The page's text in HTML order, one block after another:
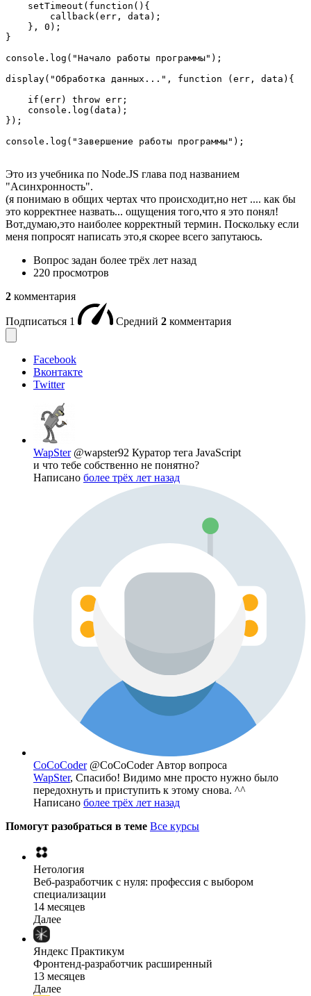
    setTimeout(function(){
        callback(err, data);
    }, 0);
}
console.log("Начало работы программы");
display("Обработка данных...", function (err, data){
    if(err) throw err;
    console.log(data);
});
console.log("Завершение работы программы");
Это из учебника по Node.JS глава под названием
"Асинхронность".
(я понимаю в общих чертах что происходит,но нет .... как бы
это корректнее назвать... ощущения того,что я это понял!
Вот,думаю,это наиболее корректный термин. Поскольку если
меня попросят написать это,я скорее всего запутаюсь.
Вопрос задан более трёх лет назад
220 просмотров
2 комментария
Подписаться 1 Средний 2 комментария
Facebook
Вконтакте
Twitter
WapSter @wapster92 Куратор тега JavaScript
и что тебе собственно не понятно?
Написано более трёх лет назад
CoCoCoder @CoCoCoder Автор вопроса
WapSter, Спасибо! Видимо мне просто нужно было
передохнуть и приступить к этому снова. ^^
Написано более трёх лет назад
Помогут разобраться в теме Все курсы
Нетология
Веб-разработчик с нуля: профессия с выбором
специализации
14 месяцев
Далее
Яндекс Практикум
Фронтенд-разработчик расширенный
13 месяцев
Далее